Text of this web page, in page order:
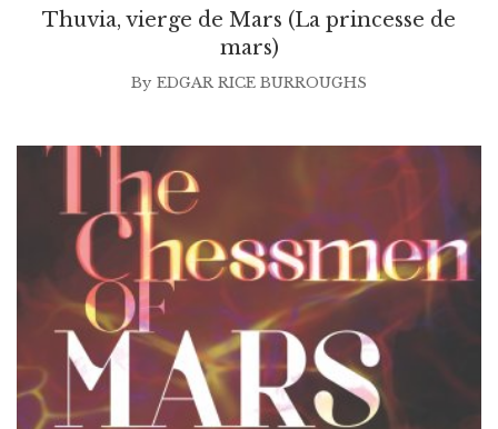
Thuvia, vierge de Mars (La princesse de
mars)
de
$2.99
By EDGAR RICE BURROUGHS